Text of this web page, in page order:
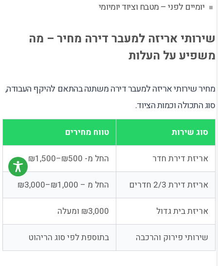
יומיים לפני – מטבח וציוד יומיומי
שירותי אריזה למעבר דירה מחיר – מה
משפיע על העלות
מחיר שירותי אריזה למעבר דירה משתנה בהתאם להיקף העבודה,
סוג התכולה וכמות הציוד.
סוג שירות טווח מחירים
אריזת דירת חדר החל מ- ₪500–₪1,500
אריזת דירת 2/3 חדרים החל מ – ₪1,000–₪3,000
אריזת בית גדול ₪3,000 ומעלה
שירותי פירוק והרכבה בתוספת לפי סוג הריהוט